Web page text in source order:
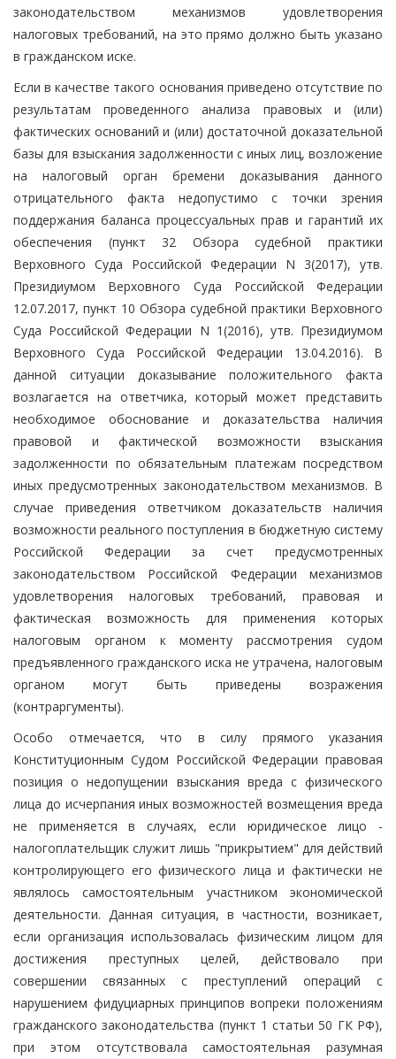
законодательством механизмов удовлетворения
налоговых требований, на это прямо должно быть указано
в гражданском иске.
Если в качестве такого основания приведено отсутствие по
результатам проведенного анализа правовых и (или)
фактических оснований и (или) достаточной доказательной
базы для взыскания задолженности с иных лиц, возложение
на налоговый орган бремени доказывания данного
отрицательного факта недопустимо с точки зрения
поддержания баланса процессуальных прав и гарантий их
обеспечения (пункт 32 Обзора судебной практики
Верховного Суда Российской Федерации N 3(2017), утв.
Президиумом Верховного Суда Российской Федерации
12.07.2017, пункт 10 Обзора судебной практики Верховного
Суда Российской Федерации N 1(2016), утв. Президиумом
Верховного Суда Российской Федерации 13.04.2016). В
данной ситуации доказывание положительного факта
возлагается на ответчика, который может представить
необходимое обоснование и доказательства наличия
правовой и фактической возможности взыскания
задолженности по обязательным платежам посредством
иных предусмотренных законодательством механизмов. В
случае приведения ответчиком доказательств наличия
возможности реального поступления в бюджетную систему
Российской Федерации за счет предусмотренных
законодательством Российской Федерации механизмов
удовлетворения налоговых требований, правовая и
фактическая возможность для применения которых
налоговым органом к моменту рассмотрения судом
предъявленного гражданского иска не утрачена, налоговым
органом могут быть приведены возражения
(контраргументы).
Особо отмечается, что в силу прямого указания
Конституционным Судом Российской Федерации правовая
позиция о недопущении взыскания вреда с физического
лица до исчерпания иных возможностей возмещения вреда
не применяется в случаях, если юридическое лицо -
налогоплательщик служит лишь "прикрытием" для действий
контролирующего его физического лица и фактически не
являлось самостоятельным участником экономической
деятельности. Данная ситуация, в частности, возникает,
если организация использовалась физическим лицом для
достижения преступных целей, действовало при
совершении связанных с преступлений операций с
нарушением фидуциарных принципов вопреки положениям
гражданского законодательства (пункт 1 статьи 50 ГК РФ),
при этом отсутствовала самостоятельная разумная